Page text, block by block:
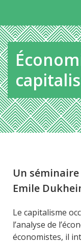
Un
Emile
Le capitalisme
l’analyse de
économistes, il